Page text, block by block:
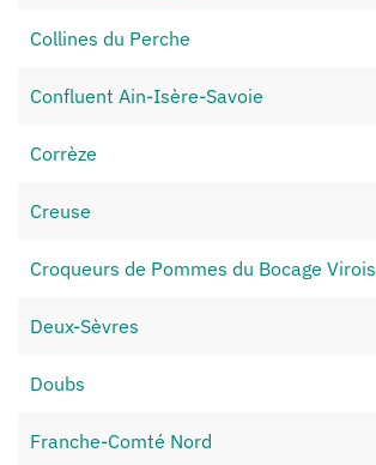
Collines du Perche
Confluent Ain-Isère-Savoie
Corrèze
Creuse
Croqueurs de Pommes du Bocage Virois
Deux-Sèvres
Doubs
Franche-Comté Nord